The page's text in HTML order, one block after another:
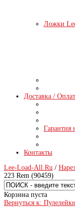
Ложки
Доставка /
Гарантия
Контакты
Lee-Load-All.Ru /
223 Rem (90459)
Корзина пуста
Вернуться к: